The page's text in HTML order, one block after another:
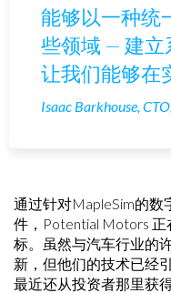
能够以一种统
些领域 — 建
让我们能够在
Isaac Barkhouse,
通过针对MapleSim的数
件，Potential Motors
标。虽然与汽车行业的
新，但他们的技术已经
最近还从投资者那里获